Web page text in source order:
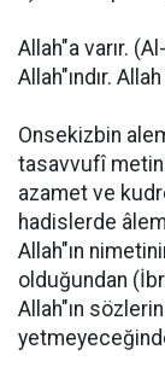
Allah"a varır.
Allah"ındır.
Onsekizbin
tasavvufî
azamet ve
hadislerde
Allah"ın
olduğundan
Allah"ın